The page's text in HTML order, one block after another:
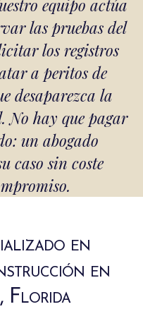
equipo actúa
las pruebas del
los registros
a peritos de
desaparezca la
No hay que pagar
un abogado
caso sin coste
en
en
Florida